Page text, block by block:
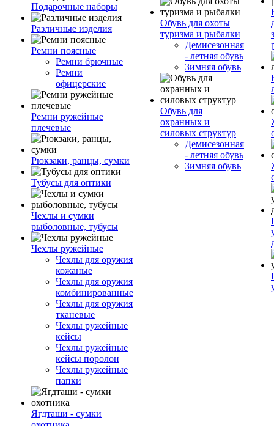
Подарочные наборы
Различные изделия
Ремни поясные
Ремни брючные
Ремни
офицерские
Ремни ружейные
плечевые
Рюкзаки, ранцы, сумки
Тубусы для оптики
Чехлы и сумки
рыболовные, тубусы
Чехлы ружейные
Чехлы для оружия
кожаные
Чехлы для оружия
комбинированные
Чехлы для оружия
тканевые
Чехлы ружейные
кейсы
Чехлы ружейные
кейсы поролон
Чехлы ружейные
папки
Ягдташи - сумки
Обувь для охоты
туризма и рыбалки
Демисезонная
- летняя обувь
Зимняя обувь
Обувь для
охранных и
силовых структур
Демисезонная
- летняя обувь
Зимняя обувь